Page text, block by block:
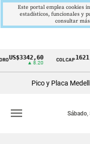
Cintillo
Colombia
US$3342,60
▲ 8.20
COLCAP
Pico y Placa
Sábado
menu
Este portal emplea cookies
estadísticos, funcionales y
consultar